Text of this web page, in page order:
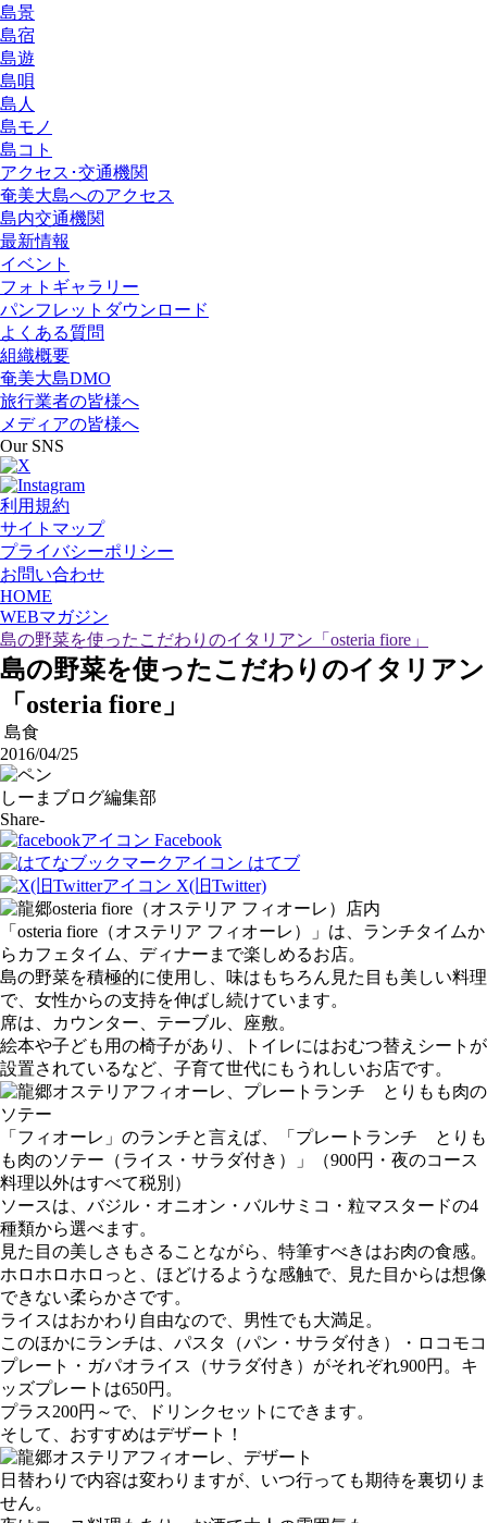
島景
島宿
島遊
島唄
島人
島モノ
島コト
アクセス･交通機関
奄美大島へのアクセス
島内交通機関
最新情報
イベント
フォトギャラリー
パンフレットダウンロード
よくある質問
組織概要
奄美大島DMO
旅行業者の皆様へ
メディアの皆様へ
Our SNS
利用規約
サイトマップ
プライバシーポリシー
お問い合わせ
HOME
WEBマガジン
島の野菜を使ったこだわりのイタリアン「osteria fiore」
島の野菜を使ったこだわりのイタリアン
「osteria fiore」
島食
2016/04/25
しーまブログ編集部
Share-
Facebook
はてブ
X(旧Twitter)
「osteria fiore（オステリア フィオーレ）」は、ランチタイムか
らカフェタイム、ディナーまで楽しめるお店。
島の野菜を積極的に使用し、味はもちろん見た目も美しい料理
で、女性からの支持を伸ばし続けています。
席は、カウンター、テーブル、座敷。
絵本や子ども用の椅子があり、トイレにはおむつ替えシートが
設置されているなど、子育て世代にもうれしいお店です。
「フィオーレ」のランチと言えば、「プレートランチ とりも
も肉のソテー（ライス・サラダ付き）」（900円・夜のコース
料理以外はすべて税別）
ソースは、バジル・オニオン・バルサミコ・粒マスタードの4
種類から選べます。
見た目の美しさもさることながら、特筆すべきはお肉の食感。
ホロホロホロっと、ほどけるような感触で、見た目からは想像
できない柔らかさです。
ライスはおかわり自由なので、男性でも大満足。
このほかにランチは、パスタ（パン・サラダ付き）・ロコモコ
プレート・ガパオライス（サラダ付き）がそれぞれ900円。キ
ッズプレートは650円。
プラス200円～で、ドリンクセットにできます。
そして、おすすめはデザート！
日替わりで内容は変わりますが、いつ行っても期待を裏切りま
せん。